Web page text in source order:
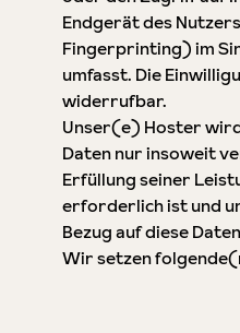
Endgerät des
Fingerprinting) im
umfasst. Die
widerrufbar.
Unser(e) Hoster
Daten nur insoweit
Erfüllung seiner
erforderlich ist und
Bezug auf diese
Wir setzen